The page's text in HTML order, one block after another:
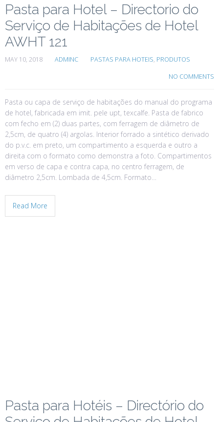
Pasta para Hotel – Directorio do
Serviço de Habitações de Hotel
AWHT 121
MAY 10, 2018 ADMINC PASTAS PARA HOTEIS, PRODUTOS
NO COMMENTS
Pasta ou capa de serviço de habitações do manual do programa
de hotel, fabricada em imit. pele upt, texcalfe. Pasta de fabrico
com fecho em (2) duas partes, com ferragem de diâmetro de
2,5cm, de quatro (4) argolas. Interior forrado a sintético derivado
do p.v.c. em preto, um compartimento a esquerda e outro a
direita com o formato como demonstra a foto. Compartimentos
em verso de capa e contra capa, no centro ferragem, de
diâmetro 2,5cm. Lombada de 4,5cm. Formato…
Read More
Pasta para Hotéis – Directório do